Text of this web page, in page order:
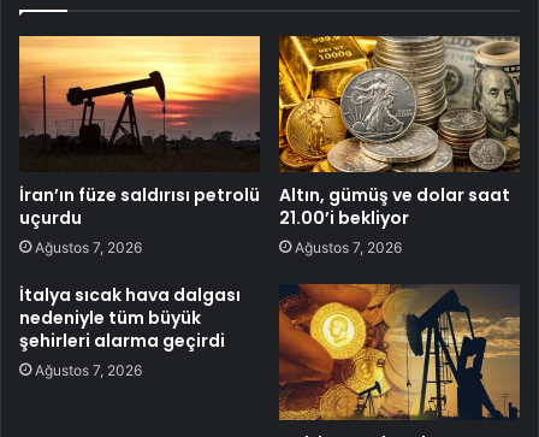
İran’ın füze saldırısı petrolü
uçurdu
Ağustos 7, 2026
Altın, gümüş ve dolar saat
21.00’i bekliyor
Ağustos 7, 2026
İtalya sıcak hava dalgası
nedeniyle tüm büyük
şehirleri alarma geçirdi
Ağustos 7, 2026